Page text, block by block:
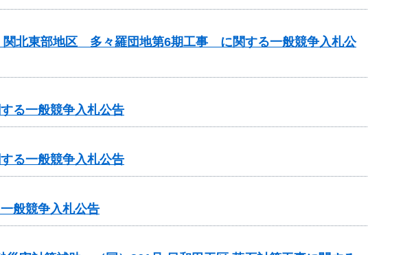
関北東部地区 多々羅団地第6期工事 に関する一般競争入札公
る一般競争入札公告
る一般競争入札公告
般競争入札公告